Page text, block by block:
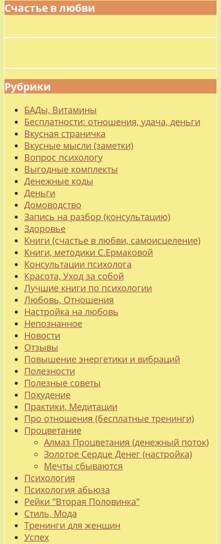
Счастье в любви
Рубрики
БАДы, Витамины
Бесплатности: отношения, удача, деньги
Вкусная страничка
Вкусные мысли (заметки)
Вопрос психологу
Выгодные комплекты
Денежные коды
Деньги
Домоводство
Запись на разбор (консультацию)
Здоровье
Книги (счастье в любви, самоисцеление)
Книги, методики С.Ермаковой
Консультации психолога
Красота, Уход за собой
Лучшие книги по психологии
Любовь, Отношения
Настройка на любовь
Непознанное
Новости
Отзывы
Повышение энергетики и вибраций
Полезности
Полезные советы
Похудение
Практики, Медитации
Про отношения (бесплатные тренинги)
Процветание
Алмаз Процветания (денежный поток)
Золотое Сердце Денег (настройка)
Мечты сбываются
Психология
Психология абьюза
Рейки "Вторая Половинка"
Стиль, Мода
Тренинги для женщин
Успех